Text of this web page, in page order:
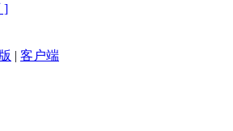
]
| 客户端